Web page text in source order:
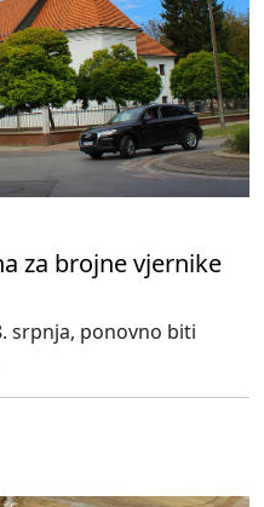
za brojne vjernike
srpnja, ponovno biti